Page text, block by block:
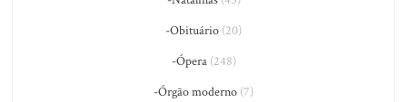
-Obituário (20)
-Ópera(248)
-Órgão moderno (7)